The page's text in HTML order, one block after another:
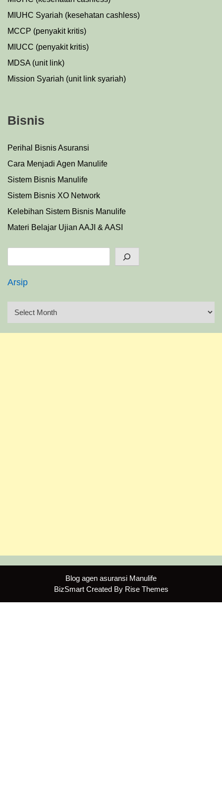
MIUHC Syariah (kesehatan cashless)
MCCP (penyakit kritis)
MIUCC (penyakit kritis)
MDSA (unit link)
Mission Syariah (unit link syariah)
Bisnis
Perihal Bisnis Asuransi
Cara Menjadi Agen Manulife
Sistem Bisnis Manulife
Sistem Bisnis XO Network
Kelebihan Sistem Bisnis Manulife
Materi Belajar Ujian AAJI & AASI
Arsip
Blog agen asuransi Manulife
BizSmart Created By Rise Themes